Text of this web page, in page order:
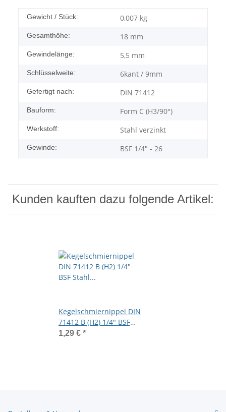
Gewicht / Stück: 0,007 kg
Gesamthöhe: 18 mm
Gewindelänge: 5,5 mm
Schlüsselweite: 6kant / 9mm
Gefertigt nach: DIN 71412
Bauform: Form C (H3/90°)
Werkstoff: Stahl verzinkt
Gewinde: BSF 1/4" - 26
Kunden kauften dazu folgende Artikel:
Kegelschmiernippel DIN
71412 B (H2) 1/4" BSF
Stahl verzinkt
1,29 € *